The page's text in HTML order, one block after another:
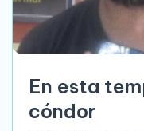
En esta
cóndor